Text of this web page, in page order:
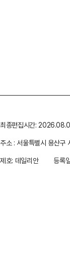
최종편집시간:
주소 : 서울특별시 용산구
제호: 데일리안
등록